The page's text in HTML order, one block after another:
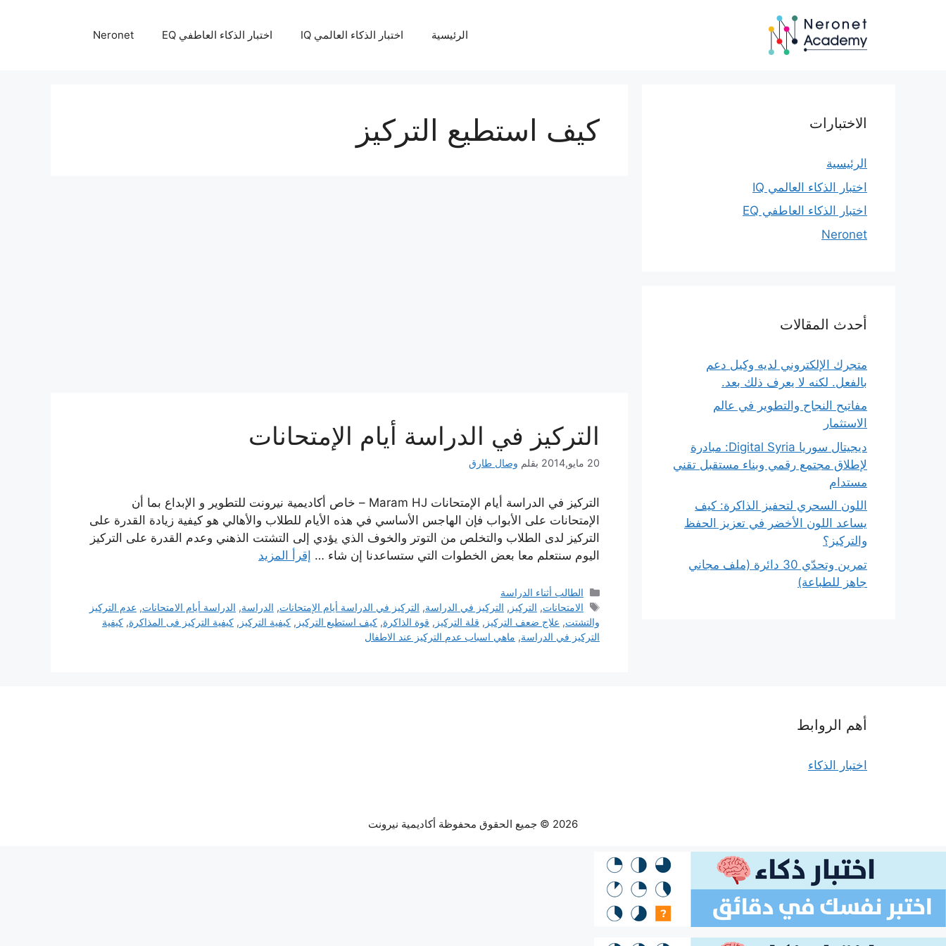
الرئيسية اختبار الذكاء العالمي IQ اختبار الذكاء العاطفي EQ Neronet
كيف استطيع التركيز
التركيز في الدراسة أيام الإمتحانات
20 مايو,2014 بقلم وصال طارق
التركيز في الدراسة أيام الإمتحانات Maram HJ – خاص أكاديمية نيرونت للتطوير و الإبداع بما أن
الإمتحانات على الأبواب فإن الهاجس الأساسي في هذه الأيام للطلاب والأهالي هو كيفية زيادة القدرة على
التركيز لدى الطلاب والتخلص من التوتر والخوف الذي يؤدي إلى التشتت الذهني وعدم القدرة على التركيز
اليوم سنتعلم معا بعض الخطوات التي ستساعدنا إن شاء … إقرأ المزيد
التصنيفات
الطالب أثناء الدراسة
الوسوم
الامتحانات, التركيز , التركيز في الدراسة, التركيز في الدراسة أيام الإمتحانات, الدراسة, الدراسة أيام الامتحانات, عدم التركيز
والتشتت, علاج ضعف التركيز , قلة التركيز , قوة الذاكرة, كيف استطيع التركيز , كيفية التركيز , كيفية التركيز فى المذاكرة, كيفية
التركيز في الدراسة, ماهي اسباب عدم التركيز عند الاطفال
الاختبارات
الرئيسية
اختبار الذكاء العالمي IQ
اختبار الذكاء العاطفي EQ
Neronet
أحدث المقالات
متجرك الإلكتروني لديه وكيل دعم
بالفعل. لكنه لا يعرف ذلك بعد.
مفاتيح النجاح والتطوير في عالم
الاستثمار
ديجيتال سوريا Digital Syria: مبادرة
لإطلاق مجتمع رقمي وبناء مستقبل تقني
مستدام
اللون السحري لتحفيز الذاكرة: كيف
يساعد اللون الأخضر في تعزيز الحفظ
والتركيز؟
تمرين وتحدّي 30 دائرة (ملف مجاني
جاهز للطباعة)
أهم الروابط
اختبار الذكاء
2026 © جميع الحقوق محفوظة أكاديمية نيرونت